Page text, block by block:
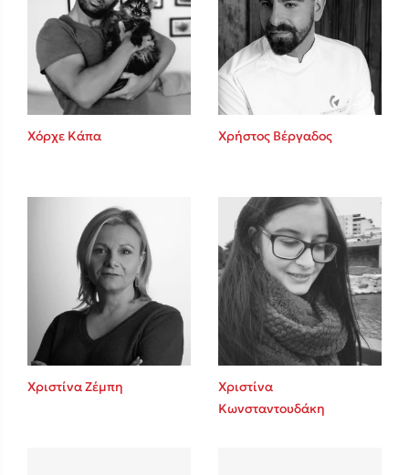
Χόρχε Κάπα Χρήστος Βέργαδος
Χριστίνα Ζέμπη
Χριστίνα
Κωνσταντουδάκη